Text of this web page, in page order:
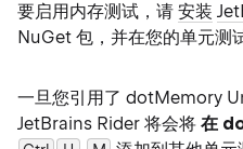
要启用内存测试，请安装
NuGet 包，并在您的单元测
一旦您引用了 dotMemory
JetBrains Rider 将会将在